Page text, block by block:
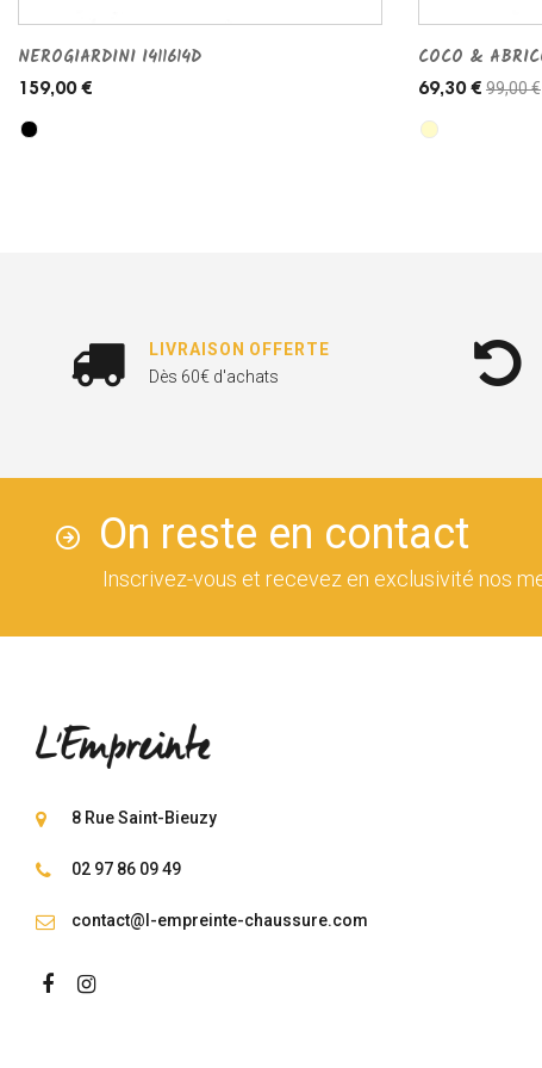
NEROGIARDINI I411614D
159,00 €
COCO &
69,30 € 99,00 €
LIVRAISON OFFERTE
Dès 60€ d'achats
On reste en contact
Inscrivez-vous et recevez en exclusivité nos
8 Rue Saint-Bieuzy
02 97 86 09 49
contact@l-empreinte-chaussure.com